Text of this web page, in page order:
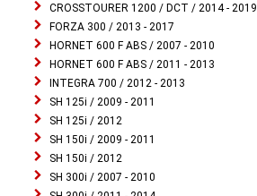
CROSSTOURER 1200 / DCT / 2014 - 2019
FORZA 300 / 2013 - 2017
HORNET 600 F ABS / 2007 - 2010
HORNET 600 F ABS / 2011 - 2013
INTEGRA 700 / 2012 - 2013
SH 125i / 2009 - 2011
SH 125i / 2012
SH 150i / 2009 - 2011
SH 150i / 2012
SH 300i / 2007 - 2010